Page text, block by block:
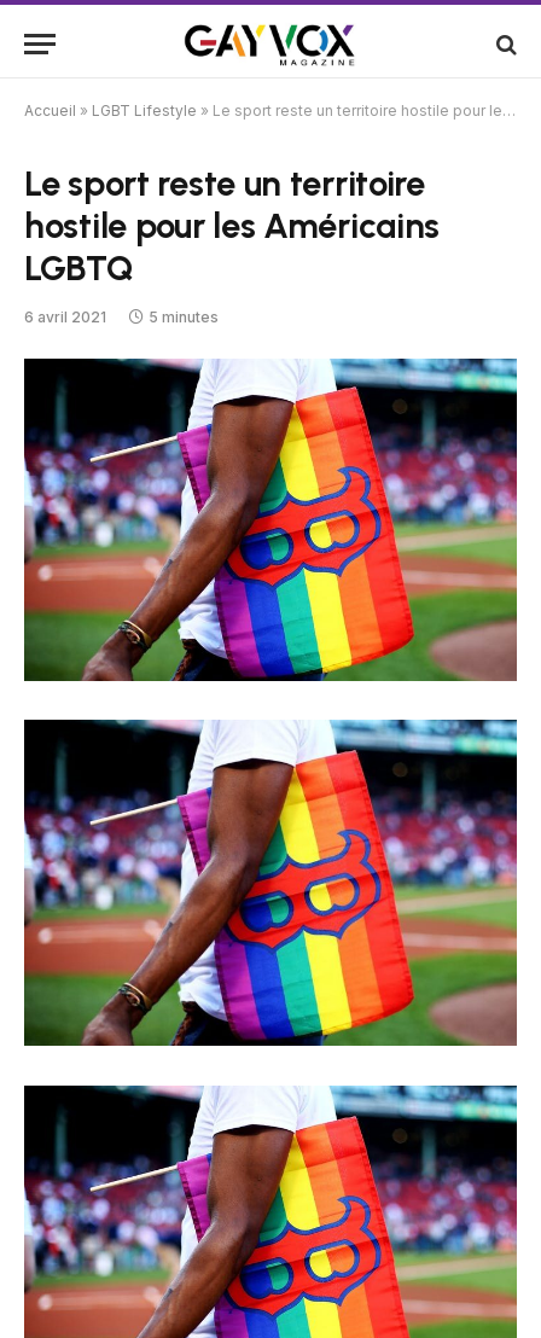
Accueil » LGBT Lifestyle » Le sport reste un territoire hostile pour les Américains LGBTQ
Le sport reste un territoire
hostile pour les Américains
LGBTQ
6 avril 2021 5 minutes